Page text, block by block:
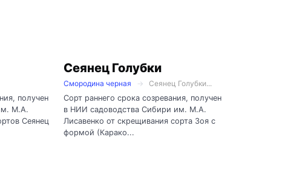
получен
М.А.
Сеянец
Сеянец Голубки
Смородина черная
Сеянец Голубки...
Сорт раннего срока созревания, получен
в НИИ садоводства Сибири им. М.А.
Лисавенко от скрещивания сорта Зоя с
формой (Карако...